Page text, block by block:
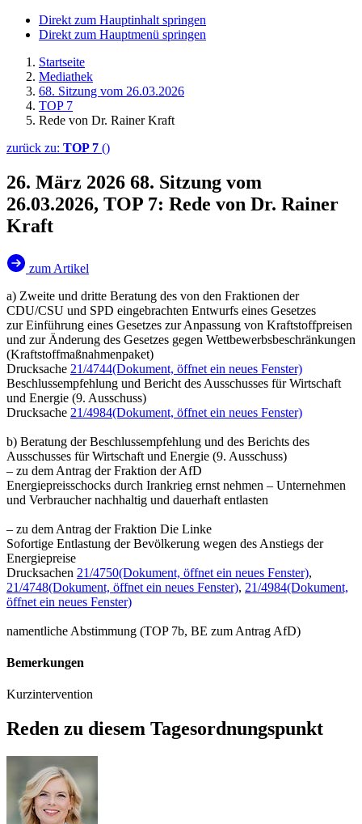
Direkt zum Hauptinhalt springen
Direkt zum Hauptmenü springen
Startseite
Mediathek
68. Sitzung vom 26.03.2026
TOP 7
Rede von Dr. Rainer Kraft
zurück zu: TOP 7 ()
26. März 2026 68. Sitzung vom
26.03.2026, TOP 7: Rede von Dr. Rainer
Kraft
zum Artikel
a) Zweite und dritte Beratung des von den Fraktionen der
CDU/CSU und SPD eingebrachten Entwurfs eines Gesetzes
zur Einführung eines Gesetzes zur Anpassung von Kraftstoffpreisen
und zur Änderung des Gesetzes gegen Wettbewerbsbeschränkungen
(Kraftstoffmaßnahmenpaket)
Drucksache 21/4744(Dokument, öffnet ein neues Fenster)
Beschlussempfehlung und Bericht des Ausschusses für Wirtschaft
und Energie (9. Ausschuss)
Drucksache 21/4984(Dokument, öffnet ein neues Fenster)
b) Beratung der Beschlussempfehlung und des Berichts des
Ausschusses für Wirtschaft und Energie (9. Ausschuss)
– zu dem Antrag der Fraktion der AfD
Energiepreisschocks durch Irankrieg ernst nehmen – Unternehmen
und Verbraucher nachhaltig und dauerhaft entlasten
– zu dem Antrag der Fraktion Die Linke
Sofortige Entlastung der Bevölkerung wegen des Anstiegs der
Energiepreise
Drucksachen 21/4750(Dokument, öffnet ein neues Fenster),
21/4748(Dokument, öffnet ein neues Fenster), 21/4984(Dokument,
öffnet ein neues Fenster)
namentliche Abstimmung (TOP 7b, BE zum Antrag AfD)
Bemerkungen
Kurzintervention
Reden zu diesem Tagesordnungspunkt